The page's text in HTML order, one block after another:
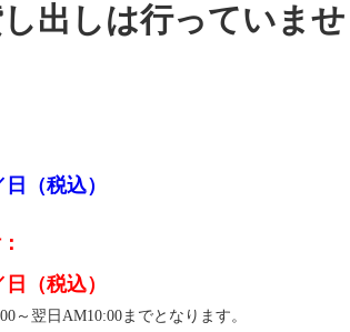
出しは行っていませ
日（税込）
日（税込）
～翌日AM10:00までとなります。